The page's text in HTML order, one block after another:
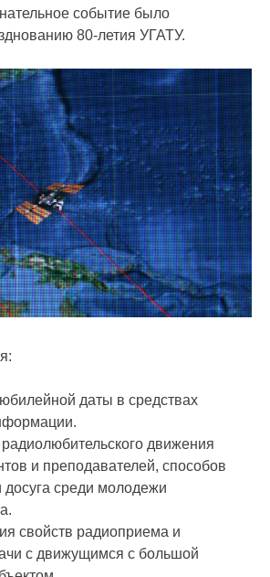
событие было
80-летия УГАТУ.
даты в средствах
движения
и преподавателей, способов
досуга среди молодежи
свойств радиоприема и
с движущимся с большой